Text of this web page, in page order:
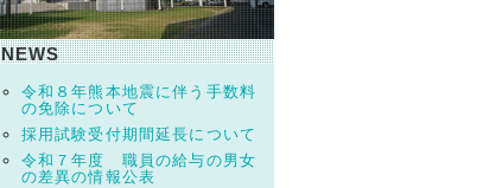
NEWS
令和８年熊本地震に伴う手数料
の免除について
採用試験受付期間延長について
令和７年度 職員の給与の男女
の差異の情報公表